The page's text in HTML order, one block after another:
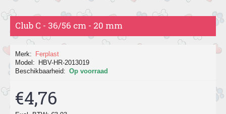
Club C - 36/56 cm - 20 mm
Merk:
Ferplast
Model:
HBV-HR-2013019
Beschikbaarheid: Op voorraad
€4,76